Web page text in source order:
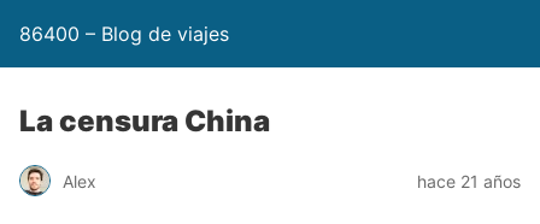
86400 – Blog de viajes
La censura China
Alex hace 21 años